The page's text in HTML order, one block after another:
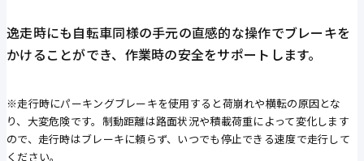
逸走時にも自転車同様の手元の直感的な操作でブレーキを
かけることができ、作業時の安全をサポートします。
※走行時にパーキングブレーキを使用すると荷崩れや横転の原因とな
り、大変危険です。制動距離は路面状況や積載荷重によって変化します
ので、走行時はブレーキに頼らず、いつでも停止できる速度で走行して
ください。